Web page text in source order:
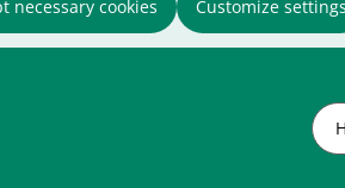
necessary cookies Customize settings